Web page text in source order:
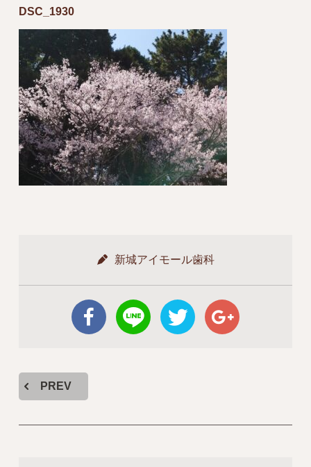
DSC_1930
新城アイモール歯科
PREV